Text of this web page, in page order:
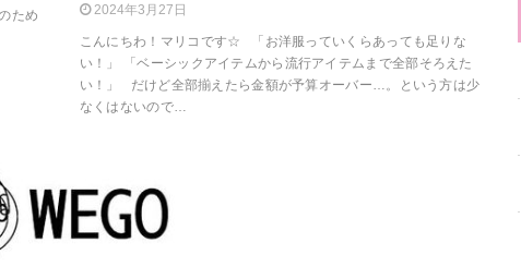
ため
2024年3月27日
こんにちわ！マリコです☆ 「お洋服っていくらあっても足りな
い！」 「ベーシックアイテムから流行アイテムまで全部そろえた
い！」 だけど全部揃えたら金額が予算オーバー…。という方は少
なくはないので…